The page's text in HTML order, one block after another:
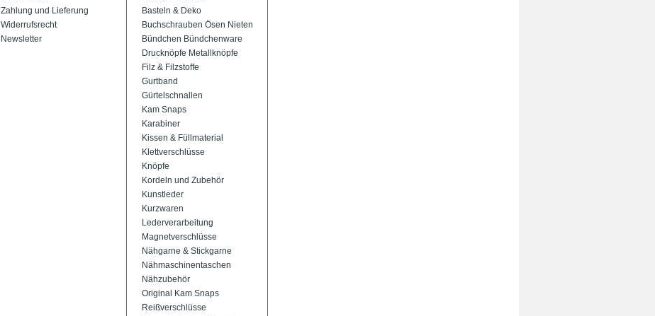
Zahlung und Lieferung
Widerrufsrecht
Newsletter
Basteln & Deko
Buchschrauben Ösen Nieten
Bündchen Bündchenware
Drucknöpfe Metallknöpfe
Filz & Filzstoffe
Gurtband
Gürtelschnallen
Kam Snaps
Karabiner
Kissen & Füllmaterial
Klettverschlüsse
Knöpfe
Kordeln und Zubehör
Kunstleder
Kurzwaren
Lederverarbeitung
Magnetverschlüsse
Nähgarne & Stickgarne
Nähmaschinentaschen
Nähzubehör
Original Kam Snaps
Reißverschlüsse